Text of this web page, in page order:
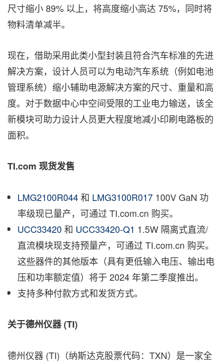
尺寸缩小 89% 以上，将高度缩小高达 75%，同时将
物料清单减半。
现在，借助采用此类小型封装且符合汽车标准的先进
解决方案，设计人员可以为电动汽车系统（例如电池
管理系统）缩小辅助电源解决方案的尺寸、重量和高
度。对于数据中心中空间受限的工业电力输送，该全
新模块可助力设计人员更大程度地减小印刷电路板的
面积。
TI.com 现货发售
LMG2100R044和 LMG3100R017 100V GaN 功
率级现已量产，可通过 TI.com.cn 购买。
UCC33420和 UCC33420-Q1 1.5W 隔离式直流/
直流模块现支持预量产，可通过 TI.com.cn 购买。‌
这些器件的其他版本（具有更低输入电压、输出电
压和功率额定值）将于 2024 年第二季度推出。
支持多种付款方式和发货方式。
关于德州仪器(TI)
德州仪器 (TI)（纳斯达克股票代码：TXN）是一家全